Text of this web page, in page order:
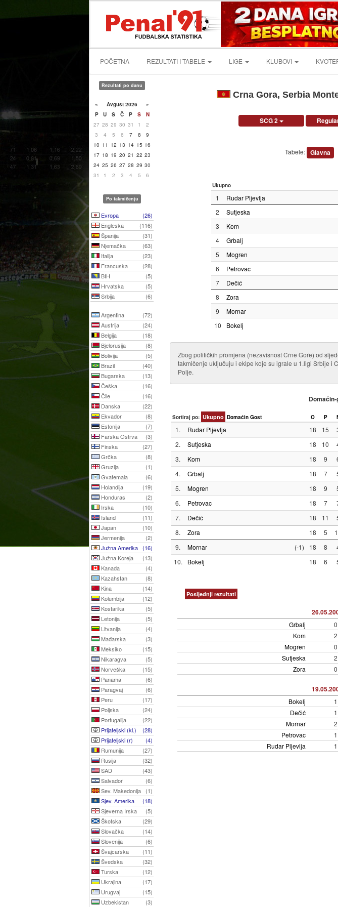
POČETNA REZULTATI I TABELE LIGE KLUBOVI
Rezultati po danu
« Avgust 2026
»
P
U S Č P S
N
27 28 29 30 31 1
2
3
4 5 6 7 8
9
10 11 12 13 14 15 16
17 18 19 20 21 22 23
24 25 26 27 28 29 30
31
1 2 3 4 5 6
Po takmičenju
Evropa
(26)
Engleska
(116)
Španija
(31)
Njemačka
(63)
Italija
(23)
Francuska
(28)
BIH
(5)
Hrvatska
(5)
Srbija
(6)
Argentina
(72)
Austrija
(24)
Belgija
(18)
Bjelorusija
(8)
Bolivija
(5)
Brazil
(40)
Bugarska
(13)
Češka
(16)
Čile
(16)
Danska
(22)
Ekvador
(8)
Estonija
(7)
Farska Ostrva
(3)
Finska
(27)
Grčka
(8)
Gruzija
(1)
Gvatemala
(6)
Holandija
(19)
Honduras
(2)
Irska
(10)
Island
(11)
Japan
(10)
Jermenija
(2)
Južna Amerika (16)
Južna Koreja
(13)
Kanada
(4)
Kazahstan
(8)
Kina
(14)
Kolumbija
(12)
Kostarika
(5)
Letonija
(5)
Litvanija
(4)
Mađarska
(3)
Meksiko
(15)
Nikaragva
(5)
Norveška
(15)
Panama
(6)
Paragvaj
(6)
Peru
(17)
Poljska
(24)
Portugalija
(22)
Prijateljski (kl.)
(28)
Prijateljski (r)
(4)
Rumunija
(27)
Rusija
(32)
SAD
(43)
Salvador
(6)
Sev. Makedonija
(1)
Sjev. Amerika
(18)
Sjeverna Irska
(5)
Škotska
(29)
Slovačka
(14)
Slovenija
(6)
Švajcarska
(11)
Švedska
(32)
Turska
(12)
Ukrajina
(17)
Urugvaj
(15)
Uzbekistan
(3)
Crna Gora, Serbia
SCG 2
Tabele: Glavna
Ukupno
1 Rudar Pljevlja
2 Sutjeska
3 Kom
4 Grbalj
5 Mogren
6 Petrovac
7 Dečić
8 Zora
9 Mornar
10 Bokelj
Zbog političkih promjena (nezavisnost Crne Gore) od
takmičenje uključuju i ekipe koje su igrale u 1.ligi Srbije i
Polje.
Sortiraj po: Ukupno Domaćin Gost O P
1. Rudar Pljevlja 18 15
2. Sutjeska 18 10
3. Kom 18 9
4. Grbalj 18 7
5. Mogren 18 9
6. Petrovac 18 7
7. Dečić 18 11
8. Zora 18 5
9. Mornar (-1) 18 8
10. Bokelj 18 6
Posljednji rezultati
Grbalj
Kom
Mogren
Sutjeska
Zora
Bokelj
Dečić
Mornar
Petrovac
Rudar Pljevlja